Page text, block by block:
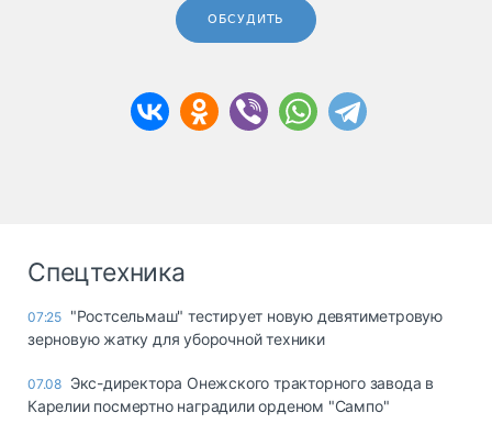
ОБСУДИТЬ
Спецтехника
07:25 "Ростсельмаш" тестирует новую девятиметровую
зерновую жатку для уборочной техники
07.08 Экс-директора Онежского тракторного завода в
Карелии посмертно наградили орденом "Сампо"